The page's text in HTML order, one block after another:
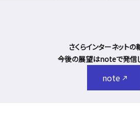
さくらインターネットの
今後の展望はnoteで発信し
note